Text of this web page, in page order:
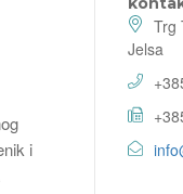
i
Trg
Jelsa